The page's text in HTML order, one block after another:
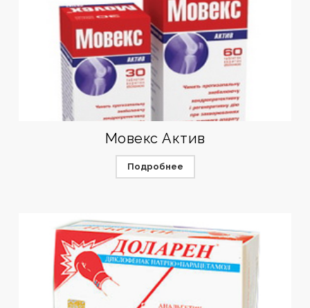
Мовекс Актив
Подробнее